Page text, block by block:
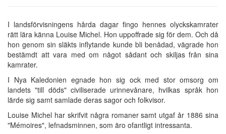
I landsförvisningens hårda dagar fingo hennes olyckskamrater
rätt lära känna Louise Michel. Hon uppoffrade sig för dem. Och då
hon genom sin släkts inflytande kunde bli benådad, vägrade hon
bestämdt att vara med om något sådant och skiljas från sina
kamrater.
I Nya Kaledonien egnade hon sig ock med stor omsorg om
landets "till döds" civiliserade urinnevånare, hvilkas språk hon
lärde sig samt samlade deras sagor och folkvisor.
Louise Michel har skrifvit några romaner samt utgaf år 1886 sina
"Mémoires", lefnadsminnen, som äro ofantligt intressanta.